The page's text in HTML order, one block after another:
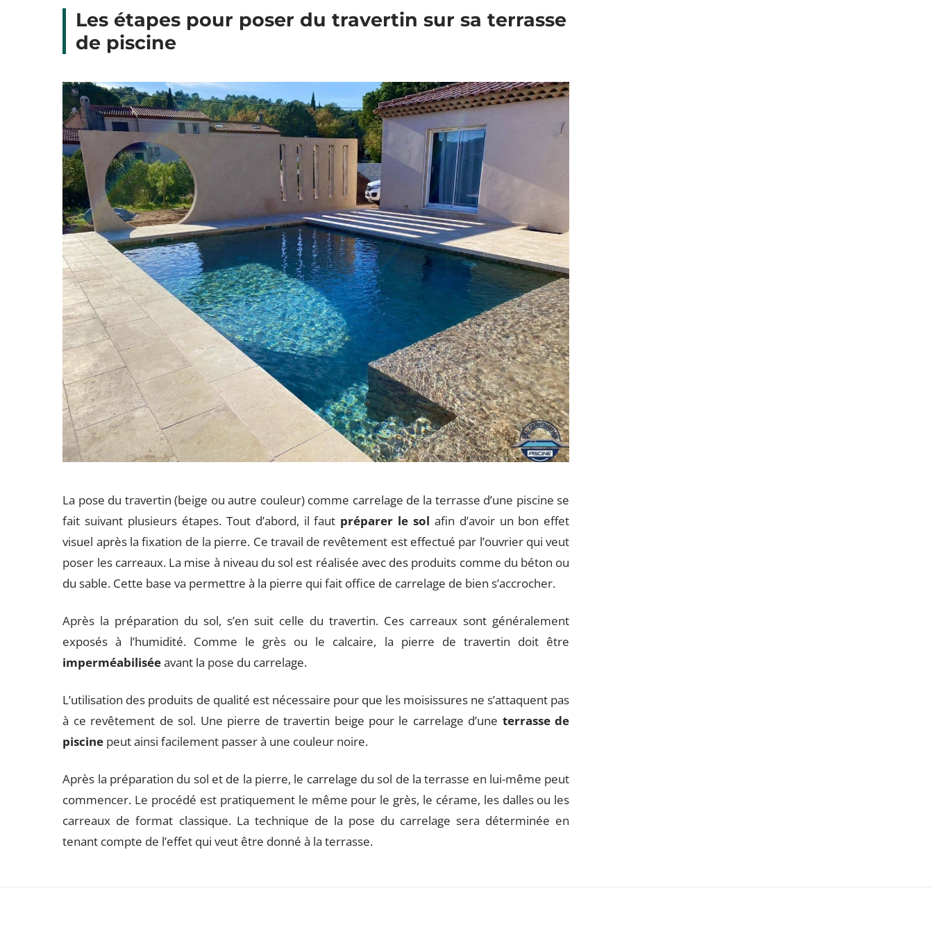
Les étapes pour poser du travertin sur sa terrasse
de piscine
La pose du travertin (beige ou autre couleur) comme carrelage de la terrasse d’une piscine se
fait suivant plusieurs étapes. Tout d’abord, il faut préparer le sol afin d’avoir un bon effet
visuel après la fixation de la pierre. Ce travail de revêtement est effectué par l’ouvrier qui veut
poser les carreaux. La mise à niveau du sol est réalisée avec des produits comme du béton ou
du sable. Cette base va permettre à la pierre qui fait office de carrelage de bien s’accrocher.
Après la préparation du sol, s’en suit celle du travertin. Ces carreaux sont généralement
exposés à l’humidité. Comme le grès ou le calcaire, la pierre de travertin doit être
imperméabiliséeavant la pose du carrelage.
L’utilisation des produits de qualité est nécessaire pour que les moisissures ne s’attaquent pas
à ce revêtement de sol. Une pierre de travertin beige pour le carrelage d’une terrasse de
piscine peut ainsi facilement passer à une couleur noire.
Après la préparation du sol et de la pierre, le carrelage du sol de la terrasse en lui-même peut
commencer. Le procédé est pratiquement le même pour le grès, le cérame, les dalles ou les
carreaux de format classique. La technique de la pose du carrelage sera déterminée en
tenant compte de l’effet qui veut être donné à la terrasse.